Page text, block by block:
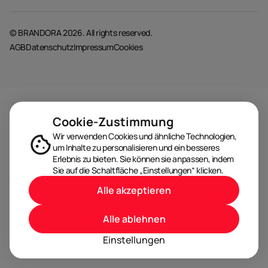
© BRANDORA 2026. All rights reserved.
AGBDatenschutzImpressumCookies
Cookie-Zustimmung
Wir verwenden Cookies und ähnliche Technologien,
um Inhalte zu personalisieren und ein besseres
Erlebnis zu bieten. Sie können sie anpassen, indem
Sie auf die Schaltfläche „Einstellungen“ klicken.
Einstellungen
Alle ablehnen
Alle akzeptieren